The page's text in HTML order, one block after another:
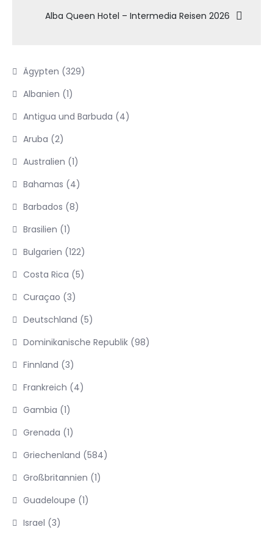
Alba Queen Hotel – Intermedia Reisen 2026
Ägypten (329)
Albanien (1)
Antigua und Barbuda (4)
Aruba (2)
Australien (1)
Bahamas (4)
Barbados (8)
Brasilien (1)
Bulgarien (122)
Costa Rica (5)
Curaçao (3)
Deutschland (5)
Dominikanische Republik (98)
Finnland (3)
Frankreich (4)
Gambia (1)
Grenada (1)
Griechenland (584)
Großbritannien (1)
Guadeloupe (1)
Israel (3)